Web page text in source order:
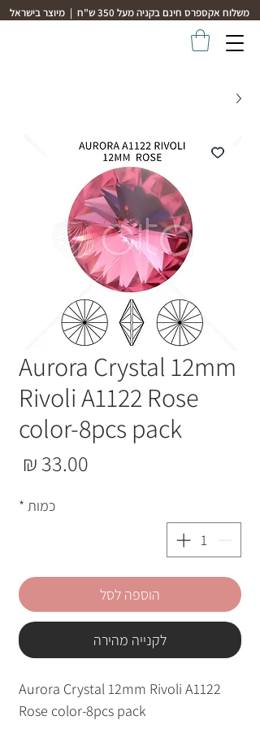
משלוח אקספרס חינם בקניה מעל 350 ש"ח | מיוצר בישראל
Aurora Crystal 12mm
Rivoli A1122 Rose
color-8pcs pack
כמות *
הוספה לסל
לקנייה מהירה
Aurora Crystal 12mm Rivoli A1122
Rose color-8pcs pack